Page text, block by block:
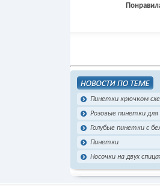
Пинетки крючком
Розовые пинетки
Голубые пинетки с
Пинетки
Носочки на двух